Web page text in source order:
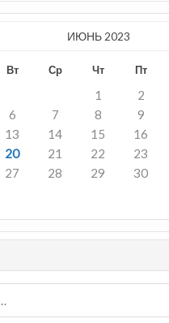
ИЮНЬ 2023
Вт Ср Чт Пт
1 2
6 7 8 9
13 14 15 16
20 21 22 23
27 28 29 30